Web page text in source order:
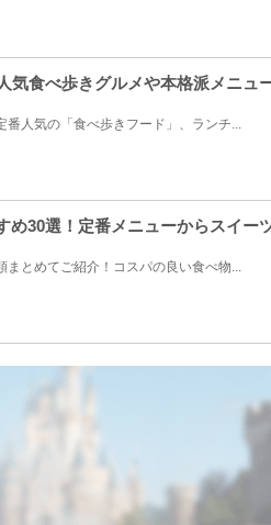
気食べ歩きグルメや本格派メニュ
人気の「食べ歩きフード」、ランチ...
め30選！定番メニューからスイー
とめてご紹介！コスパの良い食べ物...